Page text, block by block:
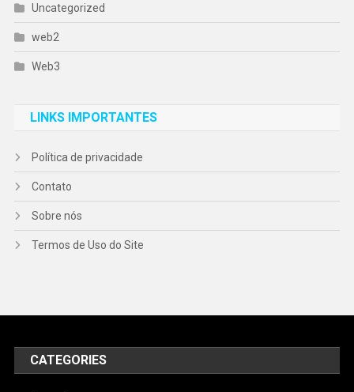
Uncategorized
web2
Web3
LINKS IMPORTANTES
Política de privacidade
Contato
Sobre nós
Termos de Uso do Site
CATEGORIES